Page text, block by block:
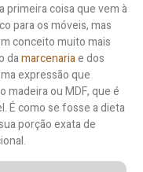
primeira coisa que vem à
para os móveis, mas
conceito muito mais
damarcenariae dos
expressão que
madeira ou MDF, que é
É como se fosse a dieta
porção exata de